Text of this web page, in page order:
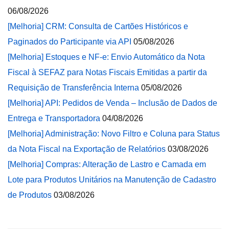
06/08/2026
[Melhoria] CRM: Consulta de Cartões Históricos e
Paginados do Participante via API 05/08/2026
[Melhoria] Estoques e NF-e: Envio Automático da Nota
Fiscal à SEFAZ para Notas Fiscais Emitidas a partir da
Requisição de Transferência Interna 05/08/2026
[Melhoria] API: Pedidos de Venda – Inclusão de Dados de
Entrega e Transportadora 04/08/2026
[Melhoria] Administração: Novo Filtro e Coluna para Status
da Nota Fiscal na Exportação de Relatórios 03/08/2026
[Melhoria] Compras: Alteração de Lastro e Camada em
Lote para Produtos Unitários na Manutenção de Cadastro
de Produtos 03/08/2026